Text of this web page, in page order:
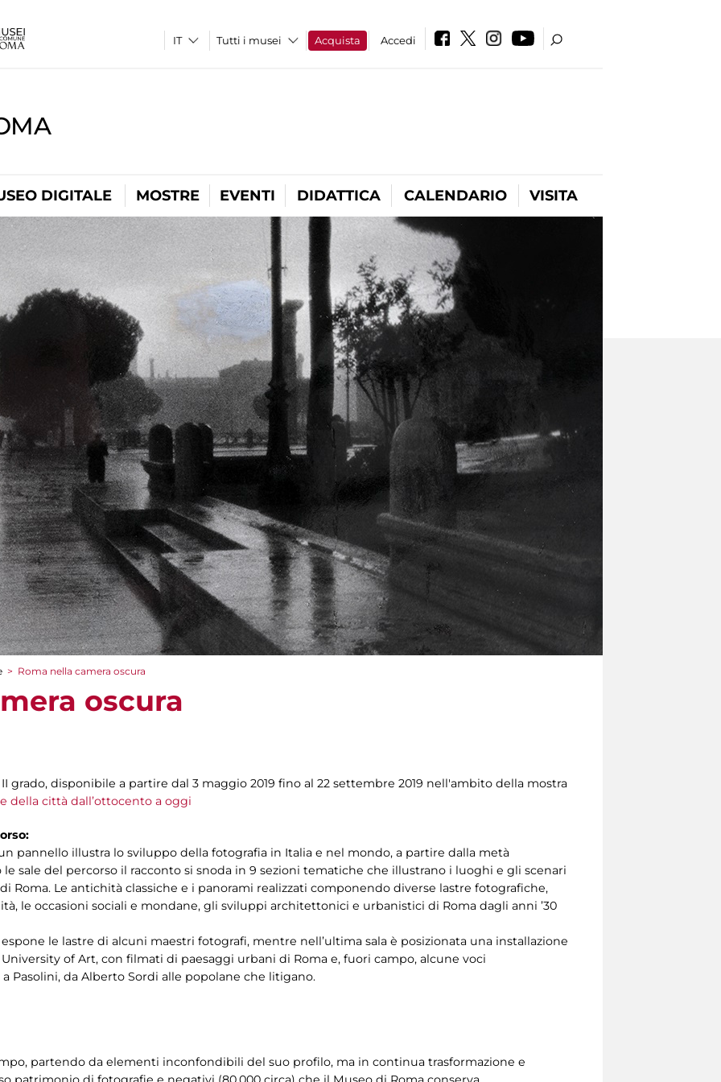
Tutti i musei Acquista Accedi
DIGITALE MOSTRE EVENTI DIDATTICA CALENDARIO VISITA
> Roma nella camera oscura
oscura
grado, disponibile a partire dal 3 maggio 2019 fino al 22 settembre 2019 nell'ambito della mostra
della città dall’ottocento a oggi
pannello illustra lo sviluppo della fotografia in Italia e nel mondo, a partire dalla metà
sale del percorso il racconto si snoda in 9 sezioni tematiche che illustrano i luoghi e gli scenari
Roma. Le antichità classiche e i panorami realizzati componendo diverse lastre fotografiche,
le occasioni sociali e mondane, gli sviluppi architettonici e urbanistici di Roma dagli anni ’30
le lastre di alcuni maestri fotografi, mentre nell’ultima sala è posizionata una installazione
of Art, con filmati di paesaggi urbani di Roma e, fuori campo, alcune voci
Pasolini, da Alberto Sordi alle popolane che litigano.
partendo da elementi inconfondibili del suo profilo, ma in continua trasformazione e